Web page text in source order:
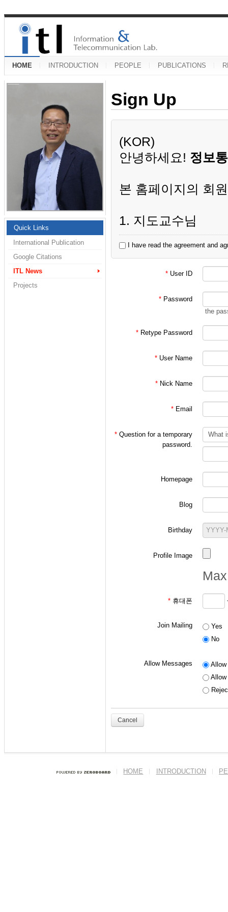
HOME INTRODUCTION PEOPLE PUBLICATIONS
Quick Links
International Publication
Google Citations
ITL News
Projects
Sign Up
(KOR)
안녕하세요! 정보
본 홈페이지의 회
1. 지도교수님
2. 정보통신연구실
3. 홍대식 교수님
4. 홍대식 교수님
으로 한정되어 있
처음 가입시에는
위 분류에 따른 적
특히 학부/대학원
가입 절차를 밟아
확률과 랜덤변수
ID 작성 요령: "p+
ex) 본인의 학번
- 통신이론 수강생
ID 작성 요령: "a+
ex) 본인의 학번
- 디지털통신 수강
ID 작성 요령: "d+
' 수
이름에도 본인의
I have read the agreement and
* User ID
* Password
the
* Retype Password
* User Name
* Nick Name
* Email
* Question for a temporary
password.
Homepage
Blog
Birthday
Profile Image
* 휴대폰
Join Mailing
Yes
No
Allow Messages
Allow
Cancel
HOME INTRODUCTION